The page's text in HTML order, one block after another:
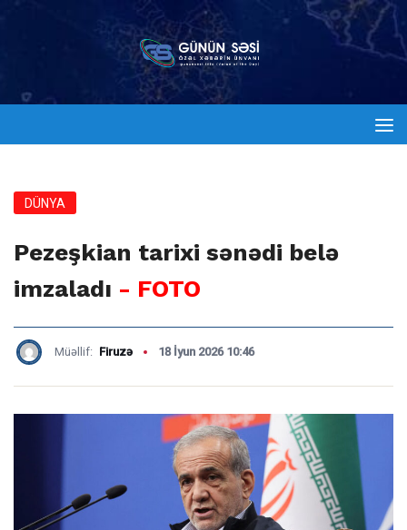
DÜNYA
Pezeşkian tarixi sənədi belə
imzaladı - FOTO
Müəllif: Firuzə 18 İyun 2026 10:46